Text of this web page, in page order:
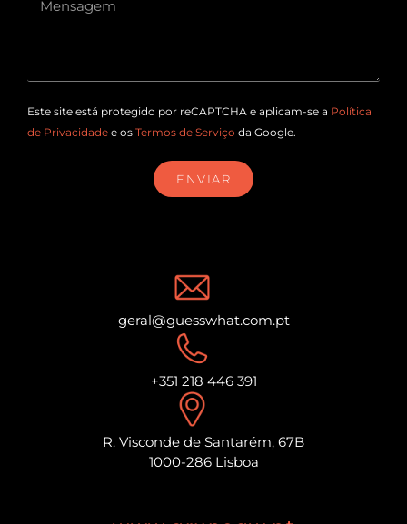
Este site está protegido por reCAPTCHA e aplicam-se a Política
de Privacidade e os Termos de Serviço da Google.
ENVIAR
geral@guesswhat.com.pt
+351 218 446 391
R. Visconde de Santarém, 67B
1000-286 Lisboa